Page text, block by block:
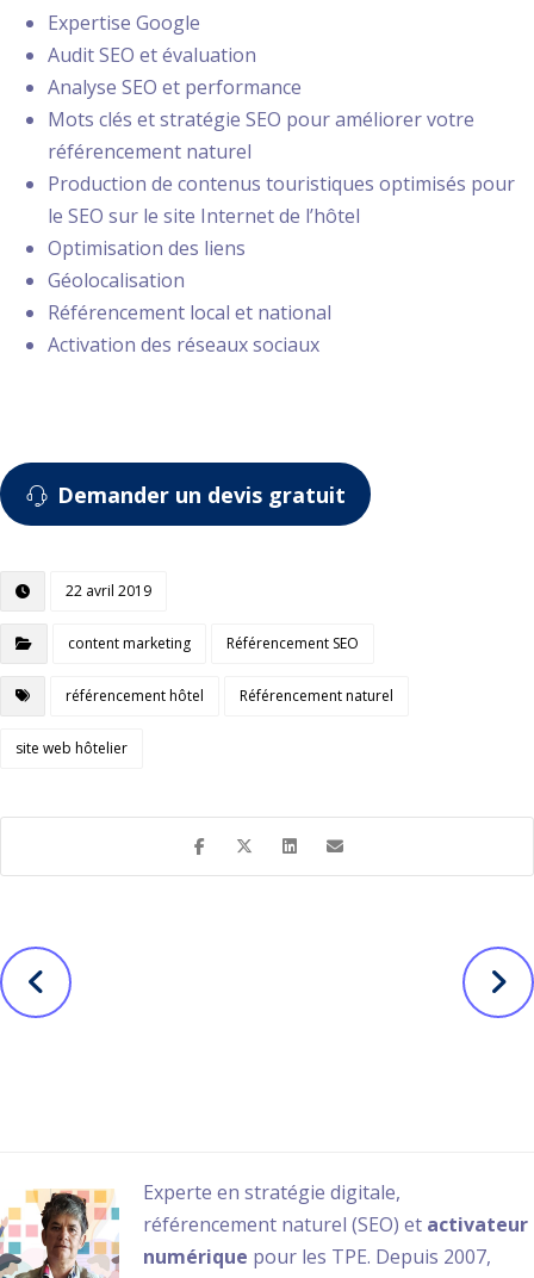
Expertise Google
Audit SEO et évaluation
Analyse SEO et performance
Mots clés et stratégie SEO pour améliorer votre
référencement naturel
Production de contenus touristiques optimisés pour
le SEO sur le site Internet de l’hôtel
Optimisation des liens
Géolocalisation
Référencement local et national
Activation des réseaux sociaux
Demander un devis gratuit
22 avril 2019
content marketing Référencement SEO
référencement hôtel Référencement naturel
site web hôtelier
Experte en stratégie digitale,
référencement naturel (SEO) et activateur
numérique pour les TPE. Depuis 2007,